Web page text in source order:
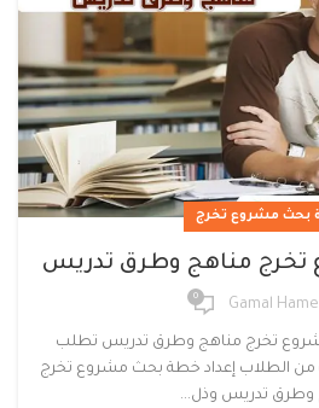
بحث مشروع تخرج
مناهج وطرق تدريس
Gamal
0
تخرج مناهج وطرق تدريس تطلب
من الطلاب إعداد خطة بحث مشروع تخرج
وطرق تدريس وذل...